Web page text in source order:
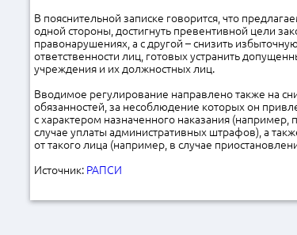
В пояснительной записке говорится, что
одной стороны, достигнуть превентивной цели
правонарушениях, а с другой – снизить
ответственности лиц, готовых устранить
учреждения и их должностных лиц.
Вводимое регулирование направлено также на
обязанностей, за несоблюдение которых он
с характером назначенного наказания
случае уплаты административных штрафов), а
от такого лица (например, в случае
Источник: РАПСИ